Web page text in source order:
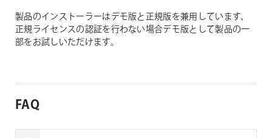
製品のインストーラーはデモ版と正規版を兼用しています、
正規ライセンスの認証を行わない場合デモ版として製品の一
部をお試しいただけます。
FAQ